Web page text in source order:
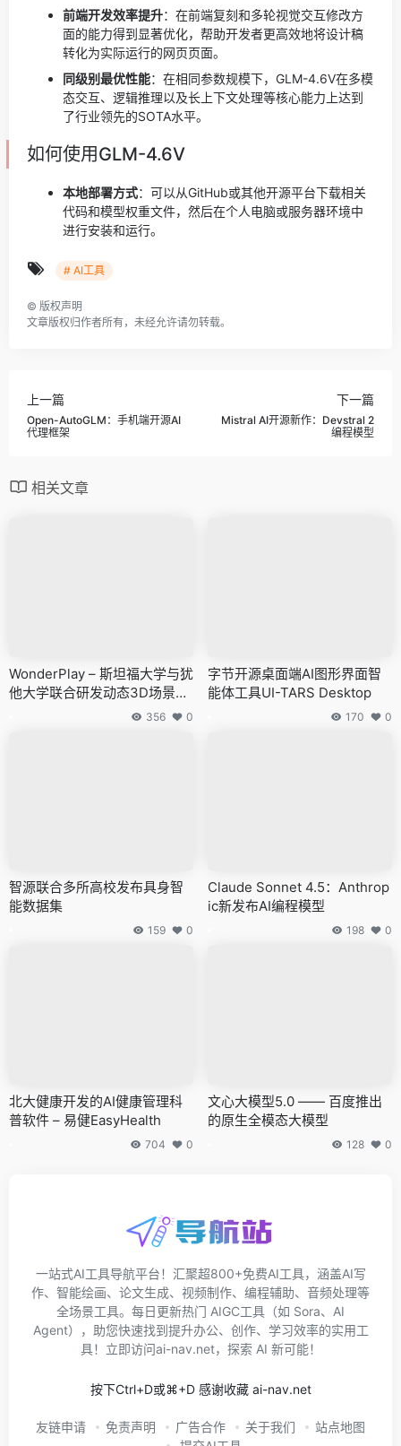
前端开发效率提升：在前端复刻和多轮视觉交互修改方
面的能力得到显著优化，帮助开发者更高效地将设计稿
转化为实际运行的网页页面。
同级别最优性能：在相同参数规模下，GLM-4.6V在多模
态交互、逻辑推理以及长上下文处理等核心能力上达到
了行业领先的SOTA水平。
如何使用GLM-4.6V
本地部署方式：可以从GitHub或其他开源平台下载相关
代码和模型权重文件，然后在个人电脑或服务器环境中
进行安装和运行。
# AI工具
© 版权声明
文章版权归作者所有，未经允许请勿转载。
上一篇
Open-AutoGLM：手机端开源AI
代理框架
下一篇
Mistral AI开源新作：Devstral 2
编程模型
相关文章
WonderPlay – 斯坦福大学与犹
他大学联合研发动态3D场景生
356 0
字节开源桌面端AI图形界面智
能体工具UI-TARS Desktop
170 0
智源联合多所高校发布具身智
能数据集
159 0
Claude Sonnet 4.5：Anthrop
ic新发布AI编程模型
198 0
北大健康开发的AI健康管理科
普软件 – 易健EasyHealth
704 0
文心大模型5.0 —— 百度推出
的原生全模态大模型
128 0
一站式AI工具导航平台！汇聚超800+免费AI工具，涵盖AI写
作、智能绘画、论文生成、视频制作、编程辅助、音频处理等
全场景工具。每日更新热门 AIGC工具（如 Sora、AI
Agent），助您快速找到提升办公、创作、学习效率的实用工
具！立即访问ai-nav.net，探索 AI 新可能！
按下Ctrl+D或⌘+D 感谢收藏 ai-nav.net
友链申请 免责声明 广告合作 关于我们
站点地图